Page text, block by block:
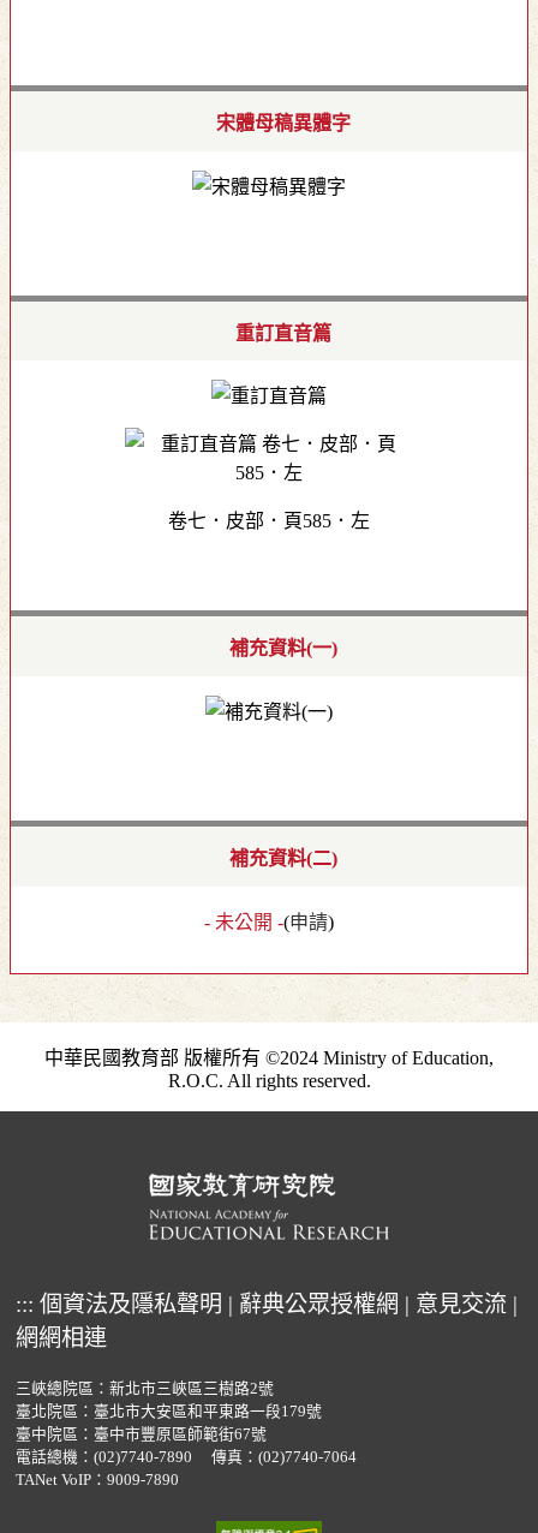
宋體母稿異體字
重訂直音篇
卷七．皮部．頁585．左
補充資料(一)
補充資料(二)
- 未公開 -(申請)
中華民國教育部 版權所有 ©2024 Ministry of Education,
R.O.C. All rights reserved.
::: 個資法及隱私聲明 | 辭典公眾授權網 | 意見交流 |
網網相連
三峽總院區：新北市三峽區三樹路2號
臺北院區：臺北市大安區和平東路一段179號
臺中院區：臺中市豐原區師範街67號
電話總機： (02)7740-7890
傳真：(02)7740-7064
TANet VoIP：9009-7890